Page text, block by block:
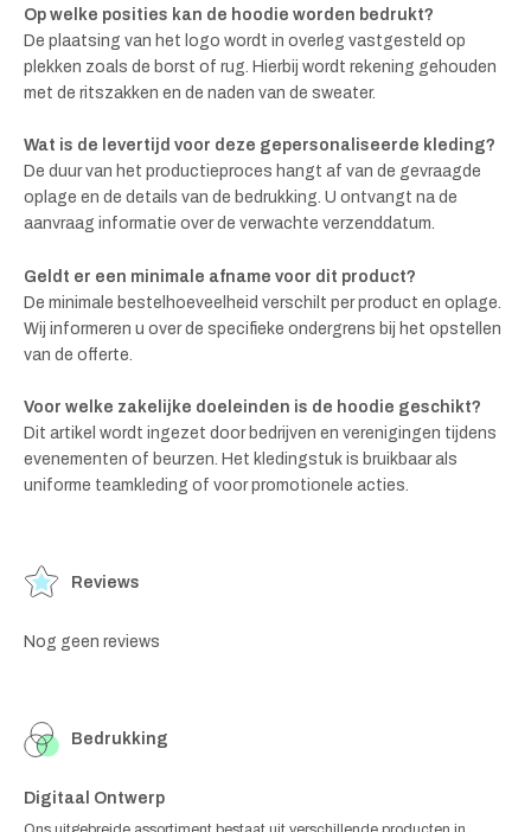
Op welke posities kan de hoodie worden bedrukt?
De plaatsing van het logo wordt in overleg vastgesteld op
plekken zoals de borst of rug. Hierbij wordt rekening gehouden
met de ritszakken en de naden van de sweater.
Wat is de levertijd voor deze gepersonaliseerde kleding?
De duur van het productieproces hangt af van de gevraagde
oplage en de details van de bedrukking. U ontvangt na de
aanvraag informatie over de verwachte verzenddatum.
Geldt er een minimale afname voor dit product?
De minimale bestelhoeveelheid verschilt per product en oplage.
Wij informeren u over de specifieke ondergrens bij het opstellen
van de offerte.
Voor welke zakelijke doeleinden is de hoodie geschikt?
Dit artikel wordt ingezet door bedrijven en verenigingen tijdens
evenementen of beurzen. Het kledingstuk is bruikbaar als
uniforme teamkleding of voor promotionele acties.
Reviews
Nog geen reviews
Bedrukking
Digitaal Ontwerp